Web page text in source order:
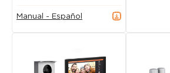
Manual - Español